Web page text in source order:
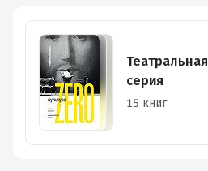
Театральная
серия
15 книг